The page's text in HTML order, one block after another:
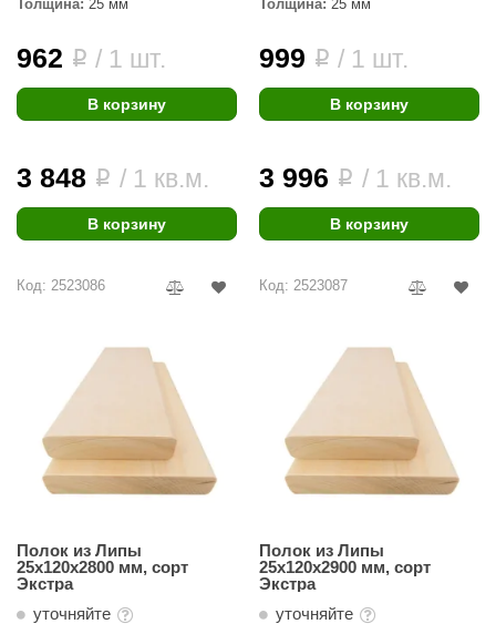
Толщина: 25 мм
962 i / 1 шт.
В корзину
3 848 i / 1 кв.м.
В корзину
Толщина: 25 мм
999 i / 1 шт.
В корзину
3 996 i / 1 кв.м.
В корзину
Код: 2523086
Полок из Липы
25х120х2800 мм, сорт
Экстра
уточняйте
Код: 2523087
Полок из Липы
25х120х2900 мм, сорт
Экстра
уточняйте